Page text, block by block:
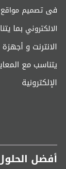
فى تصميم مواقع
الالكتروني بما
الانترنت و
يتناسب مع
الإلكترونية
أفضل